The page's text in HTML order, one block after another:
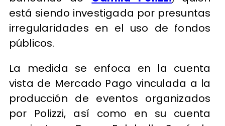
está siendo investigada por presuntas
irregularidades en el uso de fondos
públicos.
La medida se enfoca en la cuenta
vista de Mercado Pago vinculada a la
producción de eventos organizados
por Polizzi, así como en su cuenta